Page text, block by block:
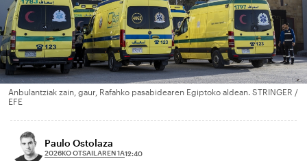
Anbulantziak zain, gaur, Rafahko pasabidearen Egiptoko aldean. STRINGER /
EFE
Paulo Ostolaza
2026KO OTSAILAREN 1A12:40